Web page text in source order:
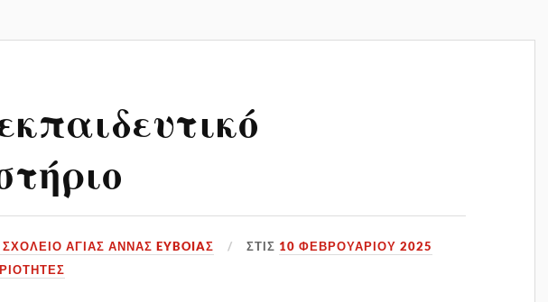
ΑΓΙΑΣ ΑΝΝΑΣ EYBOIAΣ ΣΤΙΣ 10 ΦΕΒΡΟΥΑΡΊΟΥ 2025